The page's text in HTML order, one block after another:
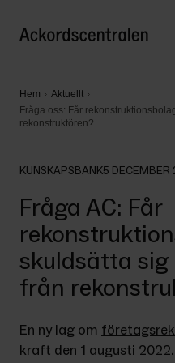
Hem
Aktuellt
Fråga oss: Får
rekonstruktören?
KUNSKAPSBANK5 DECEMBER
Fråga AC: Får
skuldsätta
från
En ny lag om
kraft den 1 augusti